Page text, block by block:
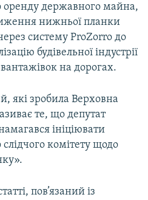
оренду державного майна,
нижньої планки
систему ProZorro до
будівельної індустрії
на дорогах.
які зробила Верховна
те, що депутат
ініціювати
комітету щодо
пов’язаний із